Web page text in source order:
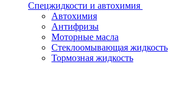
Спецжидкости и автохимия
Автохимия
Антифризы
Моторные масла
Стеклоомывающая жидкость
Тормозная жидкость